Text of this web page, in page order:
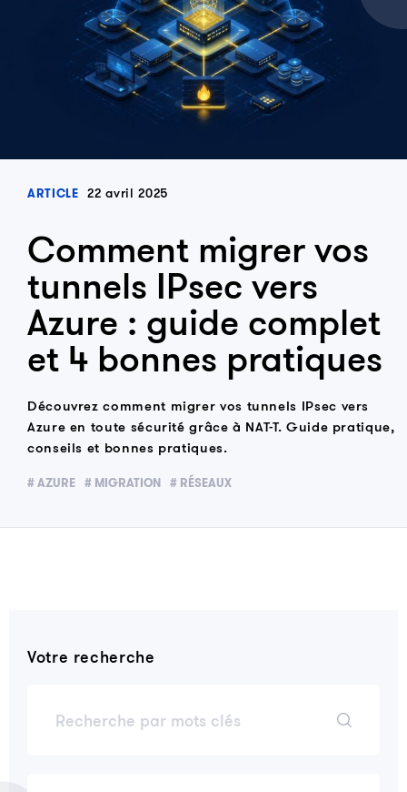
ARTICLE 22 avril 2025
Comment migrer vos
tunnels IPsec vers
Azure : guide complet
et 4 bonnes pratiques
Découvrez comment migrer vos tunnels IPsec vers
Azure en toute sécurité grâce à NAT-T. Guide pratique,
conseils et bonnes pratiques.
# AZURE # MIGRATION # RÉSEAUX
Votre recherche